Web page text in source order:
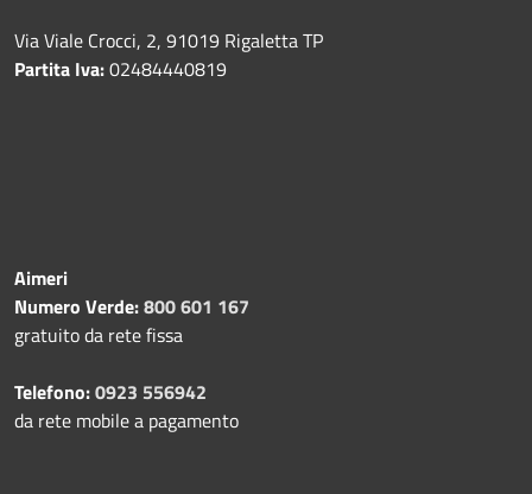
Via Viale Crocci, 2, 91019 Rigaletta TP
Partita Iva:02484440819
Aimeri
Numero Verde:800 601 167
gratuito da rete fissa
Telefono:0923 556942
da rete mobile a pagamento